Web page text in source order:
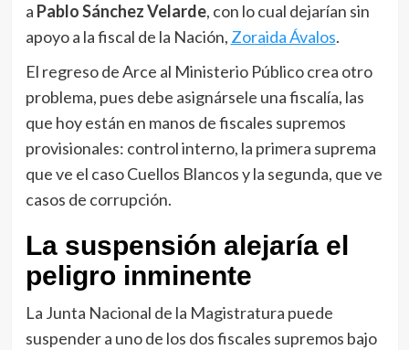
a Pablo Sánchez Velarde, con lo cual dejarían sin
apoyo a la fiscal de la Nación, Zoraida Ávalos.
El regreso de Arce al Ministerio Público crea otro
problema, pues debe asignársele una fiscalía, las
que hoy están en manos de fiscales supremos
provisionales: control interno, la primera suprema
que ve el caso Cuellos Blancos y la segunda, que ve
casos de corrupción.
La suspensión alejaría el
peligro inminente
La Junta Nacional de la Magistratura puede
suspender a uno de los dos fiscales supremos bajo